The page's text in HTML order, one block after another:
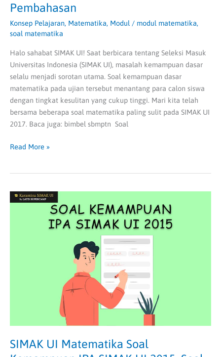
Pembahasan
Konsep Pelajaran, Matematika, Modul / modul matematika,
soal matematika
Halo sahabat SIMAK UI! Saat berbicara tentang Seleksi Masuk
Universitas Indonesia (SIMAK UI), masalah kemampuan dasar
selalu menjadi sorotan utama. Soal kemampuan dasar
matematika pada ujian tersebut menantang para calon siswa
dengan tingkat kesulitan yang cukup tinggi. Mari kita telah
bersama beberapa soal matematika paling sulit pada SIMAK UI
2017. Baca juga: bimbel sbmptn Soal
Read More »
SIMAK UI Matematika Soal
SIMAK
Pembahasannya